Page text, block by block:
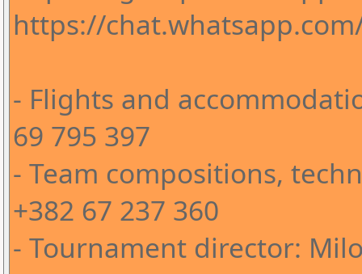
https://
- Flights and
69 795 397
- Team compositions,
+382 67 237 360
- Tournament director: